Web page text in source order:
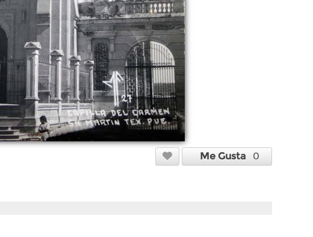
Me Gusta 0